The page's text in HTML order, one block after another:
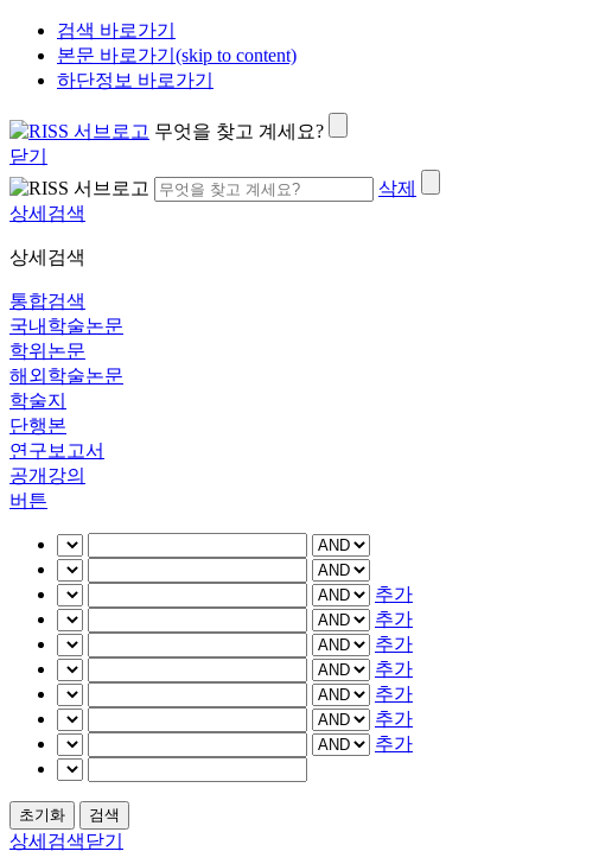
검색 바로가기
본문 바로가기(skip to content)
하단정보 바로가기
무엇을 찾고 계세요?
닫기
삭제
상세검색
상세검색
통합검색
국내학술논문
학위논문
해외학술논문
학술지
단행본
연구보고서
공개강의
버튼
추가
추가
추가
추가
추가
추가
추가
상세검색닫기